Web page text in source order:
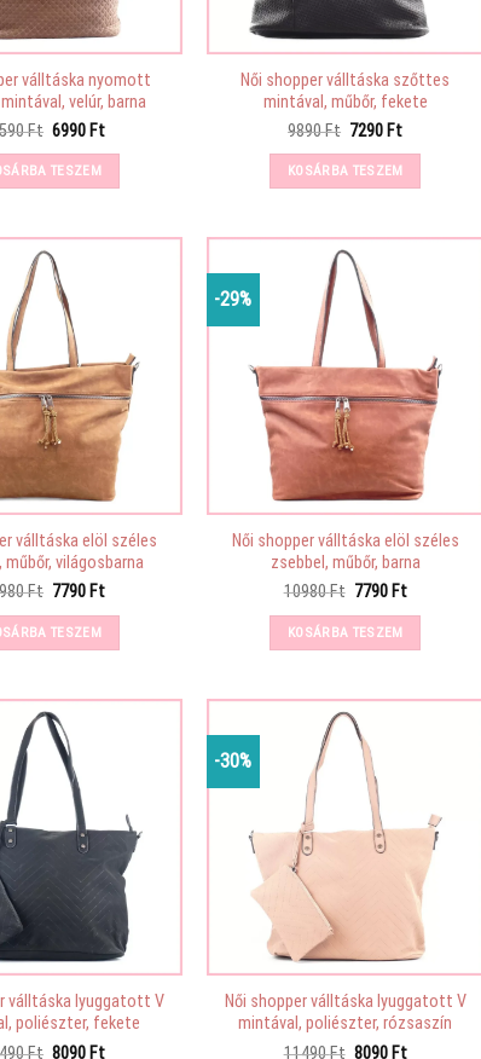
válltáska nyomott
velúr, barna
Ft Original
was:
10590 Ft.
6990 FtCurrent
TESZEM
Női shopper válltáska szőttes
mintával, műbőr, fekete
9890Ft Original
was:
9890 Ft.
7290 FtCurrent
is:
7290 Ft.
KOSÁRBA TESZEM
válltáska elöl széles
műbőr, világosbarna
Ft Original
was:
10980 Ft.
7790 FtCurrent
TESZEM
-29%
Női shopper válltáska elöl széles
zsebbel, műbőr, barna
10980Ft Original
was:
10980 Ft.
7790 FtCurrent
KOSÁRBA TESZEM
válltáska lyuggatott V
poliészter, fekete
Ft Original
8090 FtCurrent
-30%
Női shopper válltáska lyuggatott V
mintával, poliészter, rózsaszín
11490Ft Original
8090 FtCurrent